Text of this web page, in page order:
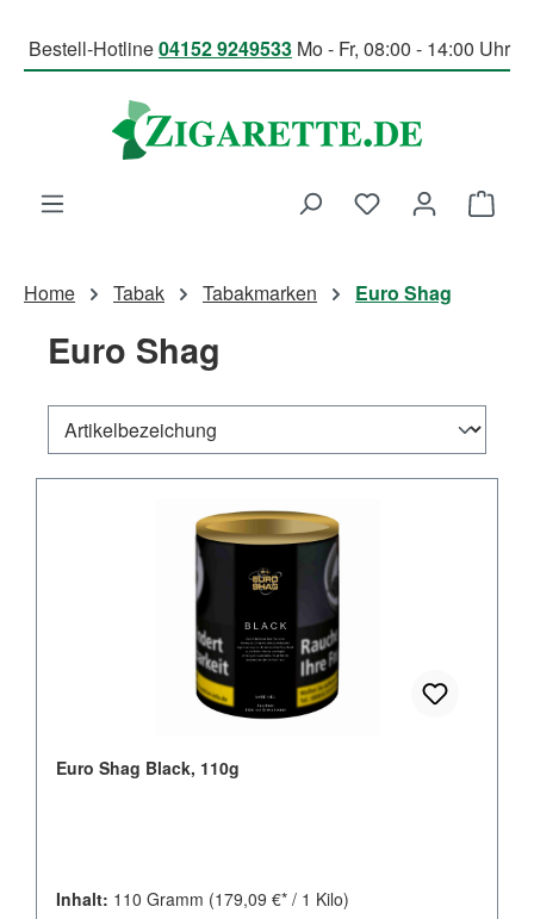
Bestell-Hotline04152 9249533 Mo - Fr, 08:00 - 14:00 Uhr
Du hast 0
Home Tabak Tabakmarken Euro Shag
Euro Shag
Euro Shag Black, 110g
Inhalt: 110 Gramm (179,09 €* / 1 Kilo)